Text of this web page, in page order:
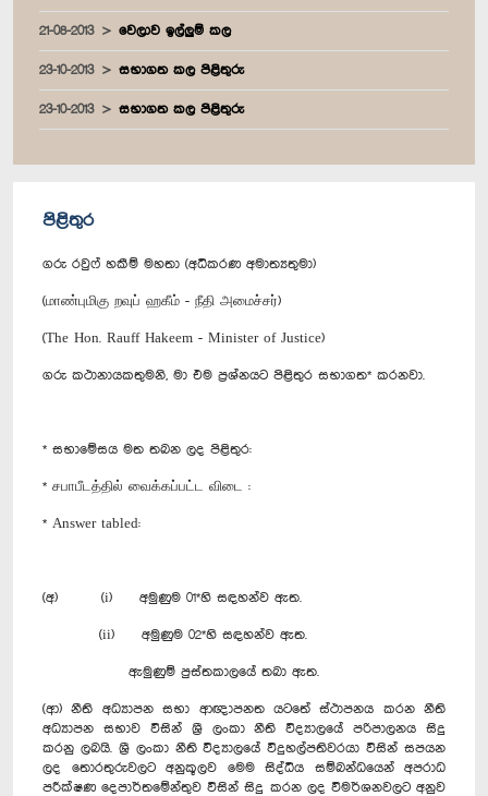
21-08-2013 වෙලාව ඉල්ලුම් කල
23-10-2013 සභාගත කල පිළිතුරු
23-10-2013 සභාගත කල පිළිතුරු
පිළිතුර
ගරු රවුෆ් හකීම් මහතා (අධිකරණ අමාත්‍යතුමා)
(மாண்புமிகு றவுப் ஹகீம் - நீதி அமைச்சர்)
(The Hon. Rauff Hakeem - Minister of Justice)
ගරු කථානායකතුමනි, මා එම ප්‍රශ්නයට පිළිතුර සභාගත* කරනවා.
* සභාමේසය මත තබන ලද පිළිතුර:
* சபாபீடத்தில் வைக்கப்பட்ட விடை :
* Answer tabled:
(අ) (i) අමුණුම 01*හි සඳහන්ව ඇත.
(ii) අමුණුම 02*හි සඳහන්ව ඇත.
ඇමුණුම් පුස්තකාලයේ තබා ඇත.
(ආ) නීති අධ්‍යාපන සභා ආඥාපනත යටතේ ස්ථාපනය කරන නීති
අධ්‍යාපන සභාව විසින් ශ්‍රී ලංකා නීති විද්‍යාලයේ පරිපාලනය සිදු
කරනු ලබයි. ශ්‍රී ලංකා නීති විද්‍යාලයේ විදුහල්පතිවරයා විසින් සපයන
ලද තොරතුරුවලට අනුකූලව මෙම සිද්ධිය සම්බන්ධයෙන් අපරාධ
පරීක්ෂණ දෙපාර්තමේන්තුව විසින් සිදු කරන ලද විමර්ශනවලට අනුව